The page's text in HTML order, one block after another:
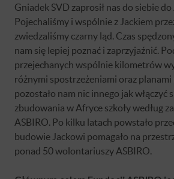
Gniadek SVD zaprosił nas do siebie do
Pojechaliśmy i wspólnie z Jackiem
zwiedzaliśmy czarny ląd. Czas
nam się lepiej poznać i zaprzyjaźnić.
przejechanych wspólnie kilometrów
różnymi spostrzeżeniami oraz
pozostało nam nic innego jak włączyć
zbudowania w Afryce szkoły według
ASBIRO. Po kilku latach powstało
budowie Jackowi pomagało na
ponad 50 wolontariuszy ASBIRO.